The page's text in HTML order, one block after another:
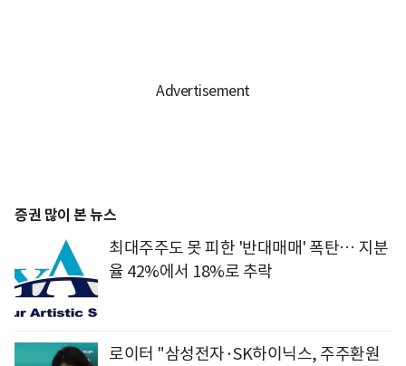
증권 많이 본 뉴스
최대주주도 못 피한 '반대매매' 폭탄… 지분
율 42%에서 18%로 추락
로이터 "삼성전자·SK하이닉스, 주주환원